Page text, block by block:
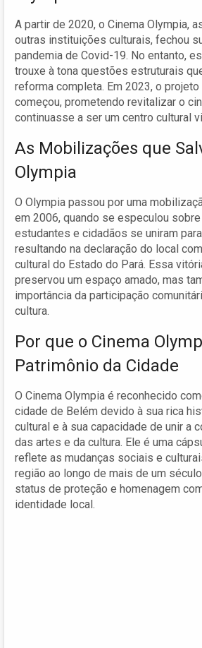
A partir de 2020, o Cinema Olympia,
outras instituições culturais, fechou
pandemia de Covid-19. No entanto,
trouxe à tona questões estruturais
reforma completa. Em 2023, o
começou, prometendo revitalizar o
continuasse a ser um centro cultural
As Mobilizações que
Olympia
O Olympia passou por uma
em 2006, quando se especulou
estudantes e cidadãos se uniram
resultando na declaração do local
cultural do Estado do Pará. Essa
preservou um espaço amado, mas
importância da participação
cultura.
Por que o Cinema
Patrimônio da Cidade
O Cinema Olympia é reconhecido
cidade de Belém devido à sua rica
cultural e à sua capacidade de unir a
das artes e da cultura. Ele é uma
reflete as mudanças sociais e
região ao longo de mais de um
status de proteção e homenagem
identidade local.